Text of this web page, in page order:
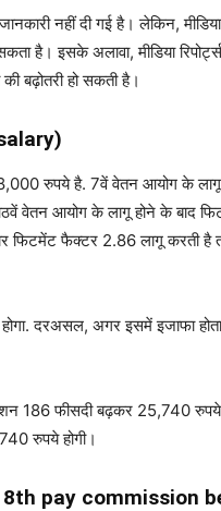
नहीं दी गई है। लेकिन,
इसके अलावा, मीडिया रिपोर्ट्स
बढ़ोतरी हो सकती है।
रुपये है. 7वें वेतन आयोग के लागू
वेतन आयोग के लागू होने के बाद
फिटमेंट फैक्टर 2.86 लागू करती है
दरअसल, अगर इसमें इजाफा
186 फीसदी बढ़कर 25,740 रुपये
रुपये होगी।
pay commission